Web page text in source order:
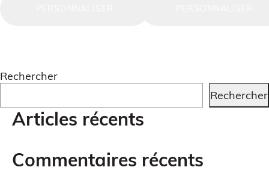
Impression à la demande ou sur mesure
Rechercher
Rechercher
Articles récents
Commentaires récents